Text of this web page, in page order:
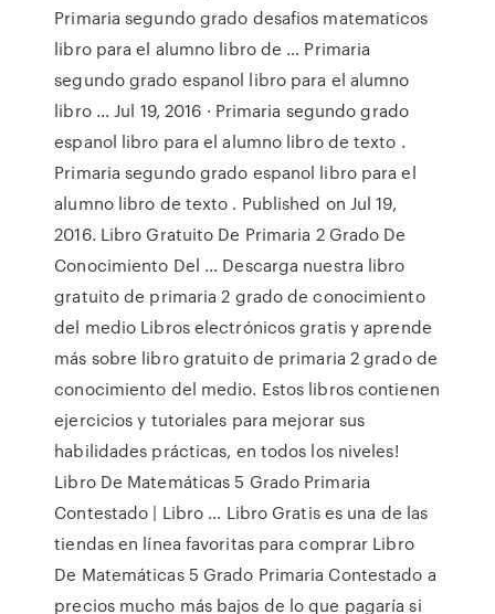
Primaria segundo grado desafios matematicos
libro para el alumno libro de … Primaria
segundo grado espanol libro para el alumno
libro ... Jul 19, 2016 · Primaria segundo grado
espanol libro para el alumno libro de texto .
Primaria segundo grado espanol libro para el
alumno libro de texto . Published on Jul 19,
2016. Libro Gratuito De Primaria 2 Grado De
Conocimiento Del ... Descarga nuestra libro
gratuito de primaria 2 grado de conocimiento
del medio Libros electrónicos gratis y aprende
más sobre libro gratuito de primaria 2 grado de
conocimiento del medio. Estos libros contienen
ejercicios y tutoriales para mejorar sus
habilidades prácticas, en todos los niveles!
Libro De Matemáticas 5 Grado Primaria
Contestado | Libro ... Libro Gratis es una de las
tiendas en línea favoritas para comprar Libro
De Matemáticas 5 Grado Primaria Contestado a
precios mucho más bajos de lo que pagaría si